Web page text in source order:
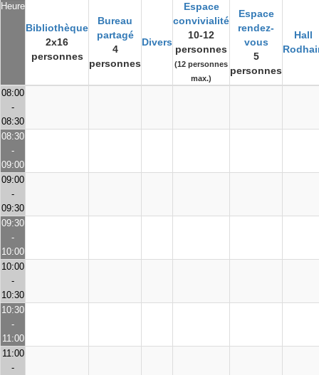
Heure
Bibliothèque
2x16
personnes
Bureau
partagé
4
personnes
Divers
Espace
convivialité
10-12
personnes
(12 personnes
max.)
Espace
rendez-
vous
5
personnes
Hall
08:00
-
08:30
08:30
-
09:00
09:00
-
09:30
09:30
-
10:00
10:00
-
10:30
10:30
-
11:00
11:00
-